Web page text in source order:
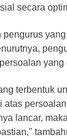
secara
terbentuk
lancar,